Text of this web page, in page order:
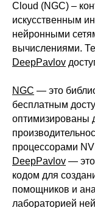
Cloud (NGC) –
искусственным
нейронными
вычислениями.
DeepPavlov
NGC — это
бесплатным
оптимизированы
процессорами
DeepPavlov — это
кодом для
помощников и
лабораторией